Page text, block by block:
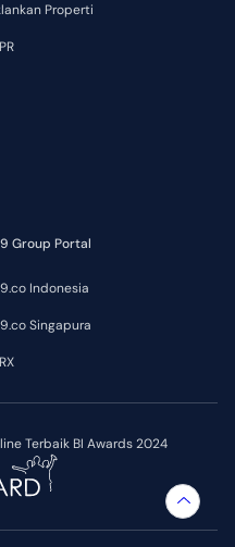
Terbaik BI Awards 2024
Properti
Group Portal
Indonesia
Singapura